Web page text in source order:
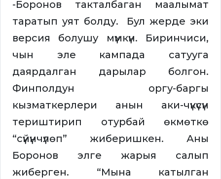
-Боронов такталбаган маалымат
таратып уят болду. Бул жерде эки
версия болушу мүмкүн. Биринчиси,
чын эле кампада сатууга
даярдалган дарылар болгон.
Финполдун оргу-баргы
кызматкерлери анын аки-чүкүсүн
териштирип отурбай өкмөткө
“сүйүнчүлөп” жиберишкен. Аны
Боронов элге жарыя салып
жиберген. “Мына катылган